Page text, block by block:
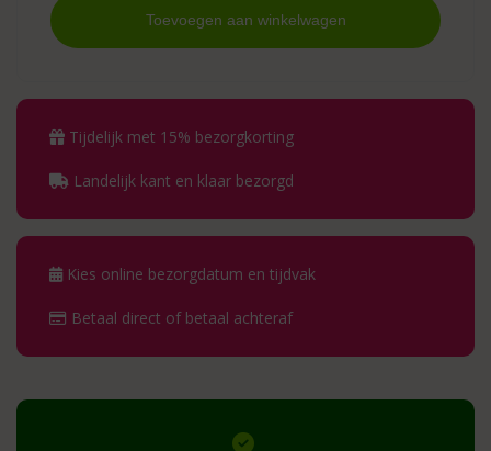
trosje
aantal
Toevoegen aan winkelwagen
Tijdelijk met 15% bezorgkorting
Landelijk kant en klaar bezorgd
Kies online bezorgdatum en tijdvak
Betaal direct of betaal achteraf